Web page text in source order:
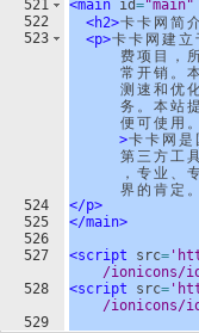
521
522
523
524
525
526
527
528
529
<main id="main"
<h2>卡卡 网 简
<p>卡卡 网 建立
费项 目 ，
常 开销 。
测 速 和 优
务 。 本站提
便 可使 用 。
>卡卡 网 是
第三 方工
， 专业 、
界的 肯 定 。
</p>
</main>
<script src=
/ionicons/
<script src=
/ionicons/